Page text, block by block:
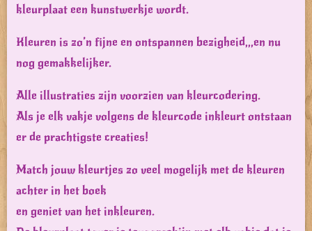
kleurplaat een kunstwerkje wordt.
Kleuren is zo’n fijne en ontspannen bezigheid,,,en nu
nog gemakkelijker.
Alle illustraties zijn voorzien van kleurcodering.
Als je elk vakje volgens de kleurcode inkleurt ontstaan
er de prachtigste creaties!
Match jouw kleurtjes zo veel mogelijk met de kleuren
achter in het boek
en geniet van het inkleuren.